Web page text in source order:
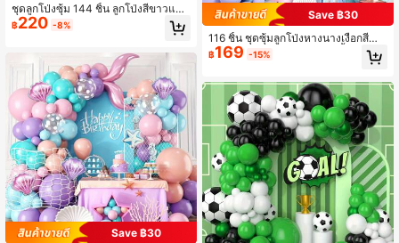
ชุดลูกโป่งซุ้ม 144 ชิ้น ลูกโป่งสีขาวและ
สีทองพร้อมลูกโป่งรูปกางเขน เหมาะสำ
หรับพิธีรับศีลจุ่มเด็ก งานเลี้ยงรับศีลจุ่ม
มีความหมายว่า "ขอพระเจ้าอวยพร"
฿220 -8%
Save ฿30
Save ฿30
116 ชิ้น ชุดซุ้มลูกโป่งหางนางเงือกสีน้ำเ
งิน, ของตกแต่งฉากหลังงานเลี้ยงวันเกิด
10 นิ้ว, ลูกโป่งปาร์ตี้ธีมนางเงือก, อุปกร
฿169 -15%